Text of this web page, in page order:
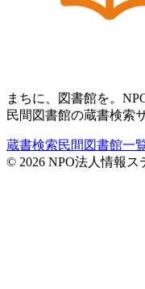
まちに、図書館を。
民間図書館の蔵書検索
蔵書検索民間図書館一
© 2026 NPO法人情報ス